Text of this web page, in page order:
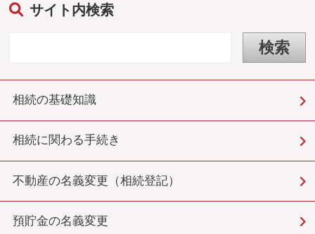
サイト内検索
相続の基礎知識
相続に関わる手続き
不動産の名義変更（相続登記）
預貯金の名義変更